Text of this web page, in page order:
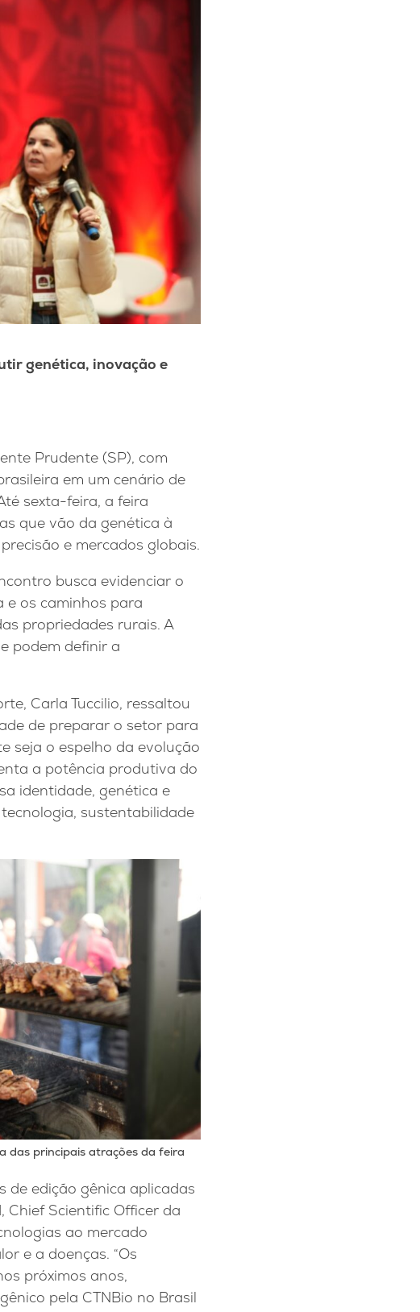
genética, inovação e
Prudente (SP), com
em um cenário de
sexta-feira, a feira
que vão da genética à
e mercados globais.
busca evidenciar o
e os caminhos para
propriedades rurais. A
podem definir a
Carla Tuccilio, ressaltou
de preparar o setor para
seja o espelho da evolução
a potência produtiva do
identidade, genética e
sustentabilidade
das principais atrações da feira
edição gênica aplicadas
Scientific Officer da
ao mercado
e a doenças. “Os
próximos anos,
pela CTNBio no Brasil